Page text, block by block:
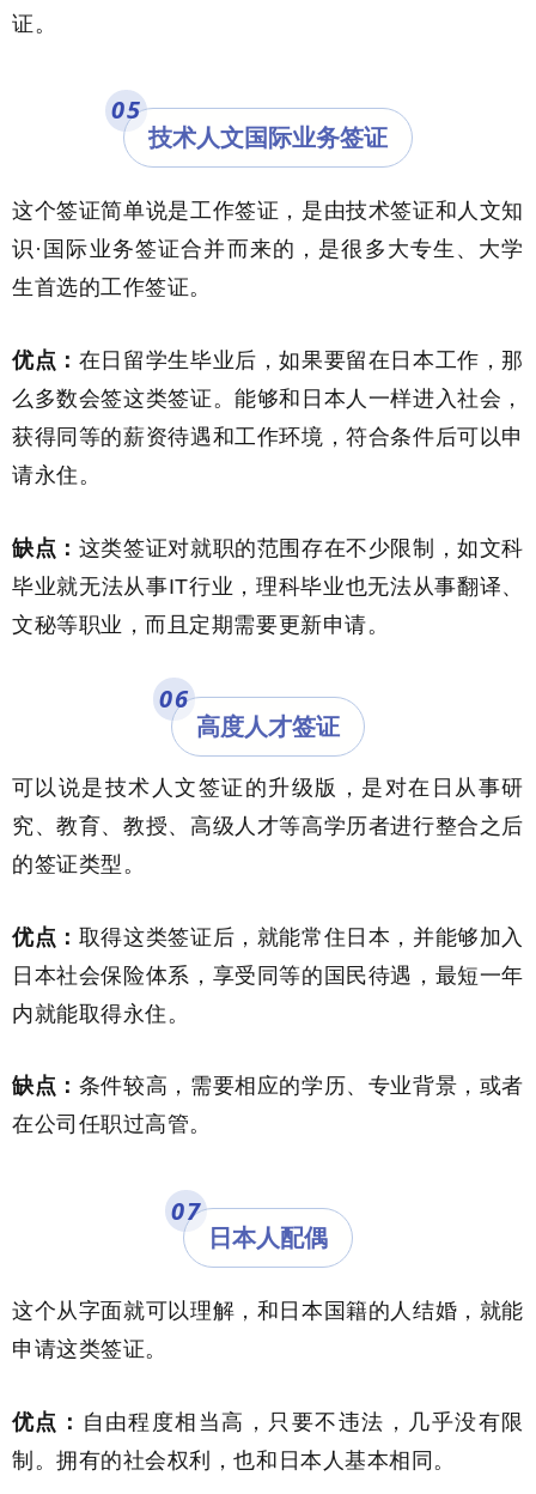
证。
05
技术人文国际业务签证
这个签证简单说是工作签证，是由技术签证和人文知
识·国际业务签证合并而来的，是很多大专生、大学
生首选的工作签证。
优点： 在日留学生毕业后，如果要留在日本工作，那
么多数会签这类签证。能够和日本人一样进入社会，
获得同等的薪资待遇和工作环境，符合条件后可以申
请永住。
缺点： 这类签证对就职的范围存在不少限制，如文科
毕业就无法从事IT行业，理科毕业也无法从事翻译、
文秘等职业，而且定期需要更新申请。
06
高度人才签证
可以说是技术人文签证的升级版，是对在日从事研
究、教育、教授、高级人才等高学历者进行整合之后
的签证类型。
优点： 取得这类签证后，就能常住日本，并能够加入
日本社会保险体系，享受同等的国民待遇，最短一年
内就能取得永住。
缺点： 条件较高，需要相应的学历、专业背景，或者
在公司任职过高管。
07
日本人配偶
这个从字面就可以理解，和日本国籍的人结婚，就能
申请这类签证。
优点： 自由程度相当高，只要不违法，几乎没有限
制。拥有的社会权利，也和日本人基本相同。